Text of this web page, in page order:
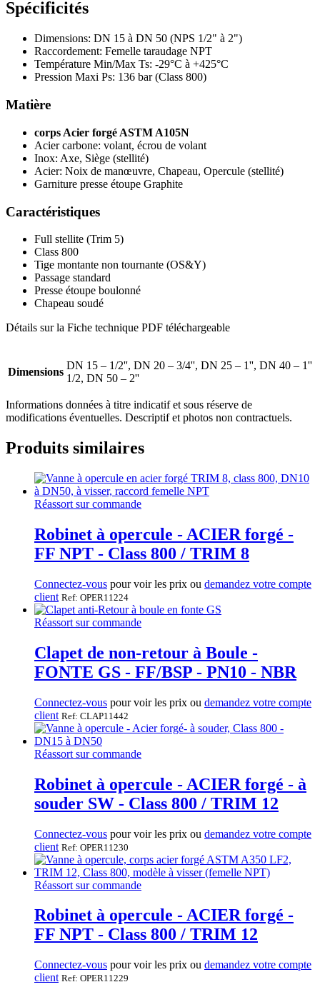
Spécificités
Dimensions: DN 15 à DN 50 (NPS 1/2" à 2")
Raccordement: Femelle taraudage NPT
Température Min/Max Ts: -29°C à +425°C
Pression Maxi Ps: 136 bar (Class 800)
Matière
corps Acier forgé ASTM A105N
Acier carbone: volant, écrou de volant
Inox: Axe, Siège (stellité)
Acier: Noix de manœuvre, Chapeau, Opercule (stellité)
Garniture presse étoupe Graphite
Caractéristiques
Full stellite (Trim 5)
Class 800
Tige montante non tournante (OS&Y)
Passage standard
Presse étoupe boulonné
Chapeau soudé
Détails sur la Fiche technique PDF téléchargeable
Dimensions
DN 15 – 1/2'', DN 20 – 3/4'', DN 25 – 1'', DN 40 – 1''
1/2, DN 50 – 2''
Informations données à titre indicatif et sous réserve de
modifications éventuelles. Descriptif et photos non contractuels.
Produits similaires
Réassort sur commande
Robinet à opercule - ACIER forgé -
FF NPT - Class 800 / TRIM 8
Connectez-vous pour voir les prix ou demandez votre compte
client Ref: OPER11224
Réassort sur commande
Clapet de non-retour à Boule -
FONTE GS - FF/BSP - PN10 - NBR
Connectez-vous pour voir les prix ou demandez votre compte
client Ref: CLAP11442
Réassort sur commande
Robinet à opercule - ACIER forgé - à
souder SW - Class 800 / TRIM 12
Connectez-vous pour voir les prix ou demandez votre compte
client Ref: OPER11230
Réassort sur commande
Robinet à opercule - ACIER forgé -
FF NPT - Class 800 / TRIM 12
Connectez-vous pour voir les prix ou demandez votre compte
client Ref: OPER11229